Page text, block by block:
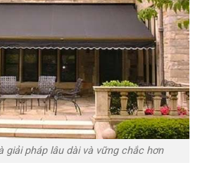
giải pháp lâu dài và vững chắc hơn